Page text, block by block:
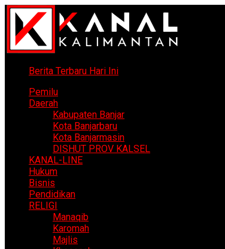
Berita Terbaru Hari Ini
Pemilu
Daerah
Kabupaten Banjar
Kota Banjarbaru
Kota Banjarmasin
DISHUT PROV KALSEL
KANAL-LINE
Hukum
Bisnis
Pendidikan
RELIGI
Manaqib
Karomah
Majlis